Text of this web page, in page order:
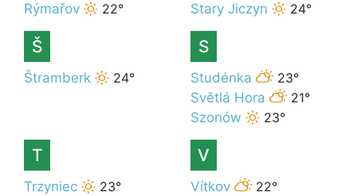
Rýmařov
22°
Stary Jiczyn
24°
Š
Štramberk 24°
S
Studénka
23°
Světlá Hora
21°
Szonów
23°
T
Trzyniec 23°
V
Vítkov
22°